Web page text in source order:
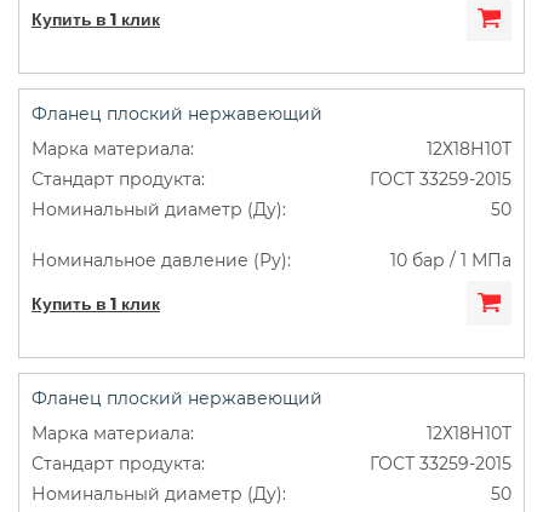
Купить в 1 клик
Фланец плоский нержавеющий
12Х18Н10Т
ГОСТ 33259-2015
50
10 бар / 1 МПа
Купить в 1 клик
Фланец плоский нержавеющий
12Х18Н10Т
ГОСТ 33259-2015
50